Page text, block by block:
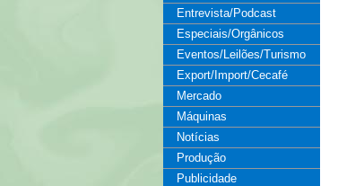
Entrevista/Podcast
Especiais/Orgânicos
Eventos/Leilões/Turismo
Export/Import/Cecafé
Mercado
Máquinas
Notícias
Produção
Publicidade